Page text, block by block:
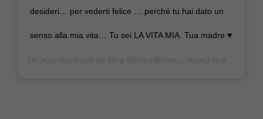
desideri… per vederti felice … perché tu hai dato un
senso alla mia vita… Tu sei LA VITA MIA. Tua madre ♥️